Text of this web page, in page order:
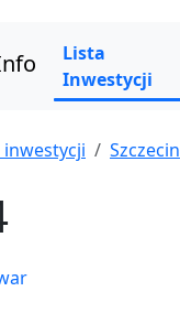
Lista
Inwestycji
inwestycji Szczecin